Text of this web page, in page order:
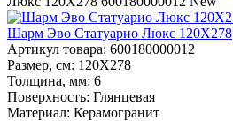
Шарм Эво Статуарио Люкс 120Х278
Артикул товара: 600180000012
Размер, см: 120Х278
Толщина, мм: 6
Поверхность: Глянцевая
Материал: Керамогранит